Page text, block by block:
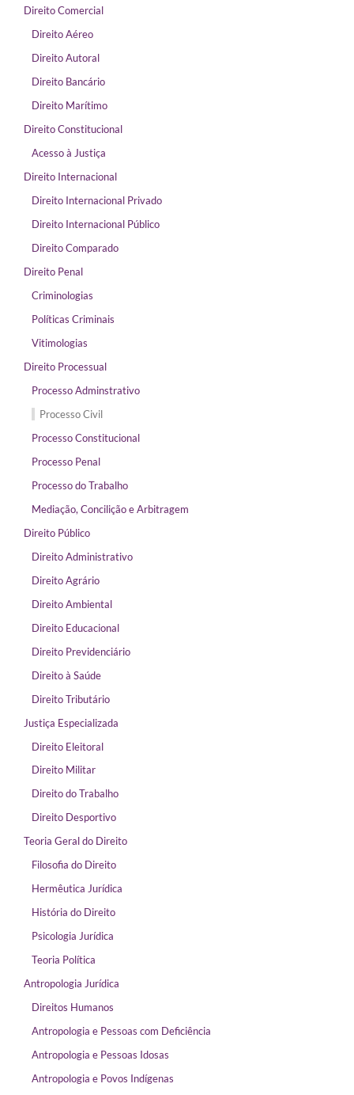
Direito Comercial
Direito Aéreo
Direito Autoral
Direito Bancário
Direito Marítimo
Direito Constitucional
Acesso à Justiça
Direito Internacional
Direito Internacional Privado
Direito Internacional Público
Direito Comparado
Direito Penal
Criminologias
Políticas Criminais
Vitimologias
Direito Processual
Processo Adminstrativo
Processo Civil
Processo Constitucional
Processo Penal
Processo do Trabalho
Mediação, Concilição e Arbitragem
Direito Público
Direito Administrativo
Direito Agrário
Direito Ambiental
Direito Educacional
Direito Previdenciário
Direito à Saúde
Direito Tributário
Justiça Especializada
Direito Eleitoral
Direito Militar
Direito do Trabalho
Direito Desportivo
Teoria Geral do Direito
Filosofia do Direito
Hermêutica Jurídica
História do Direito
Psicologia Jurídica
Teoria Política
Antropologia Jurídica
Direitos Humanos
Antropologia e Pessoas com Deficiência
Antropologia e Pessoas Idosas
Antropologia e Povos Indígenas